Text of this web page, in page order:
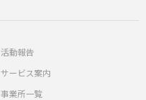
活動報告
サービス案内
事業所一覧